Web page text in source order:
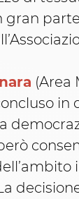
gran
(Area
in